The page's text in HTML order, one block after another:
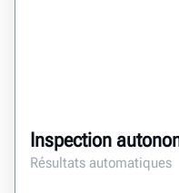
Inspection
Résultats automatiques